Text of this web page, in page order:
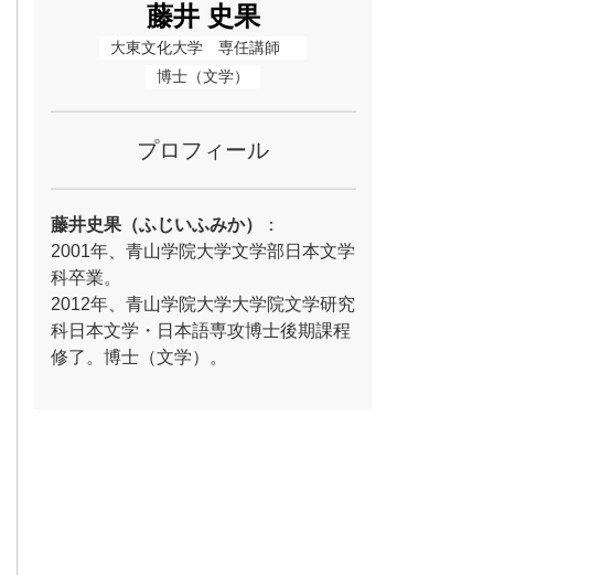
藤井 史果
大東文化大学　専任講師
博士（文学）
プロフィール
藤井史果（ふじいふみか）
：
2001年、青山学院大学文学部日本文学
科卒業。
2012年、青山学院大学大学院文学研究
科日本文学・日本語専攻博士後期課程
修了。博士（文学）。